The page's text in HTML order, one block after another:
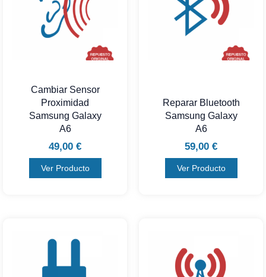
Cambiar Sensor
Proximidad
Samsung Galaxy
A6
49,00 €
Ver Producto
Reparar Bluetooth
Samsung Galaxy
A6
59,00 €
Ver Producto